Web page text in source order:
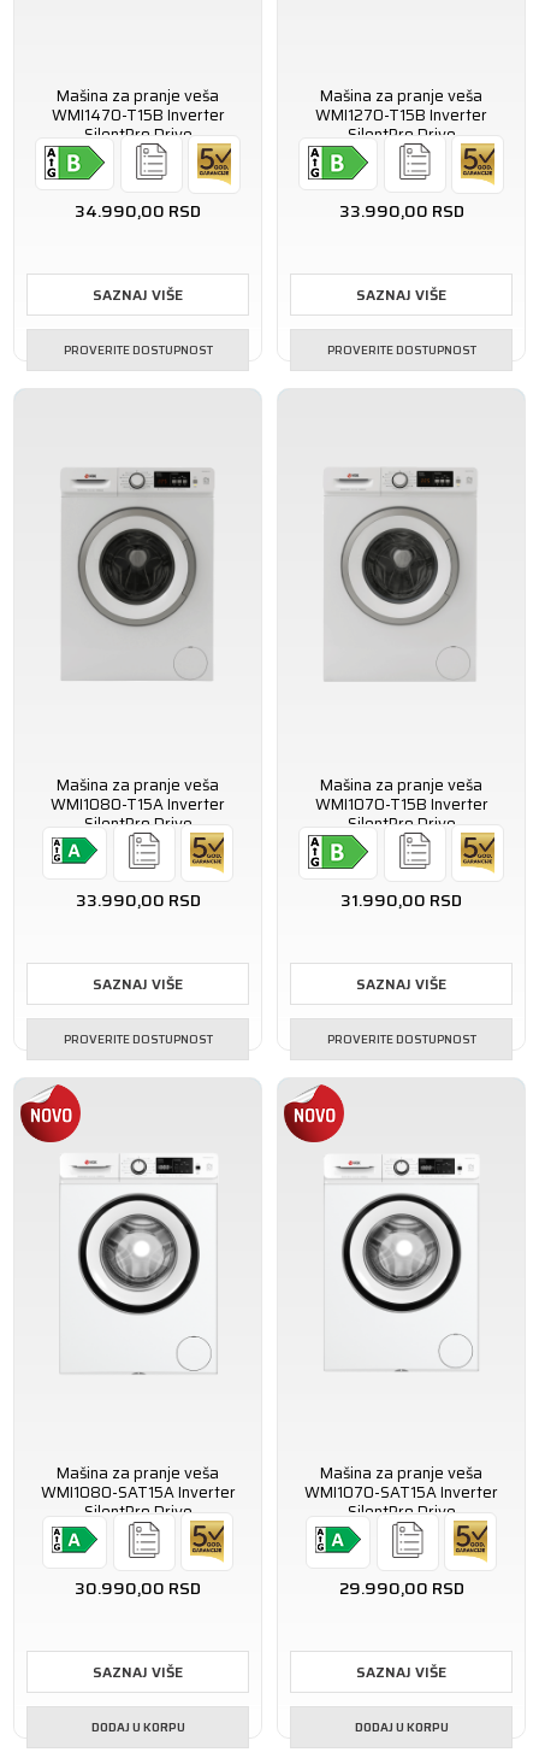
Mašina za pranje veša
WMI1470-T15B Inverter
SilentPro Drive
34.990,00 RSD
SAZNAJ VIŠE
PROVERITE DOSTUPNOST
Mašina za pranje veša
WMI1270-T15B Inverter
SilentPro Drive
33.990,00 RSD
SAZNAJ VIŠE
PROVERITE DOSTUPNOST
Mašina za pranje veša
WMI1080-T15A Inverter
SilentPro Drive
33.990,00 RSD
SAZNAJ VIŠE
PROVERITE DOSTUPNOST
Mašina za pranje veša
WMI1070-T15B Inverter
SilentPro Drive
31.990,00 RSD
SAZNAJ VIŠE
PROVERITE DOSTUPNOST
Mašina za pranje veša
WMI1080-SAT15A Inverter
SilentPro Drive
30.990,00 RSD
SAZNAJ VIŠE
DODAJ U KORPU
Mašina za pranje veša
WMI1070-SAT15A Inverter
SilentPro Drive
29.990,00 RSD
SAZNAJ VIŠE
DODAJ U KORPU